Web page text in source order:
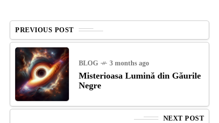
PREVIOUS POST
BLOG 3 months ago
Misterioasa Lumină din Găurile
Negre
NEXT POST